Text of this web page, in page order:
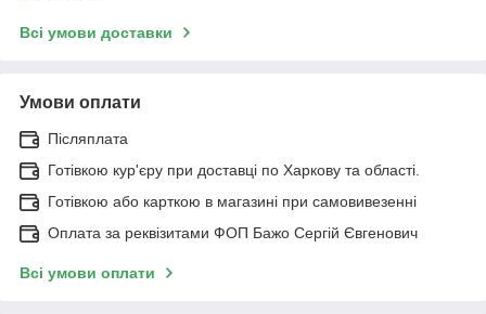
Всі умови доставки
Умови оплати
Післяплата
Готівкою кур'єру при доставці по Харкову та області.
Готівкою або карткою в магазині при самовивезенні
Оплата за реквізитами ФОП Бажо Сергій Євгенович
Всі умови оплати